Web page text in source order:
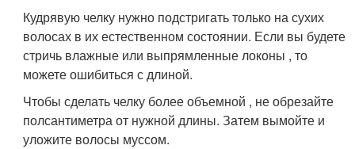
Кудрявую челку нужно подстригать только на сухих
волосах в их естественном состоянии. Если вы будете
стричь влажные или выпрямленные локоны , то
можете ошибиться с длиной.
Чтобы сделать челку более объемной , не обрезайте
полсантиметра от нужной длины. Затем вымойте и
уложите волосы муссом.